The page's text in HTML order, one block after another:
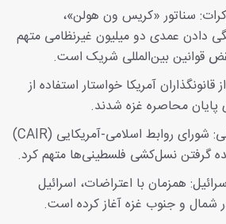
سناتور «کریس ون هولن»،
دادن عمدی دو میلیون غیرنظامی متهم
قوانین بین‌المللی شریک است.
از قانونگذاران آمریکا خواستار استفاده از
پایان محاصره غزه شدند.
محکومیت نهادهای مدنی: شورای روابط اسلامی-آمریکایی (CAIR)
گرفتن نسل‌کشی فلسطینی‌ها متهم کرد.
همزمان با اعتراضات، اسرائیل
شمال و جنوب غزه آغاز کرده است.